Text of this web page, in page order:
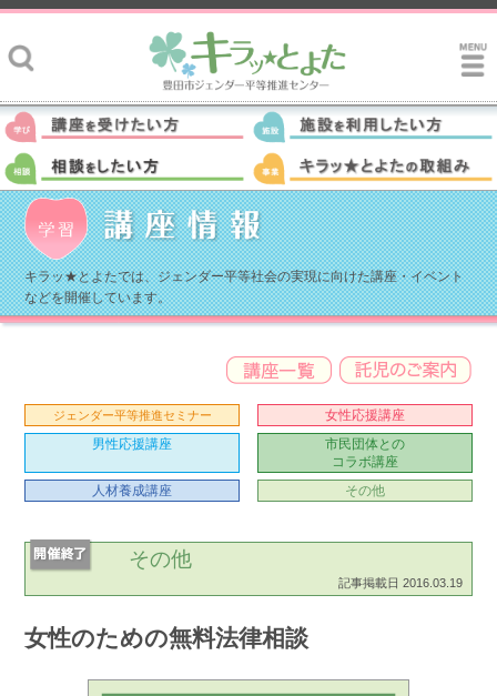
キラッ★とよたでは、ジェンダー平等社会の実現に向けた講座・イベント
などを開催しています。
ジェンダー平等推進セミナー
女性応援講座
男性応援講座
市民団体との
コラボ講座
人材養成講座
その他
その他
記事掲載日 2016.03.19
女性のための無料法律相談